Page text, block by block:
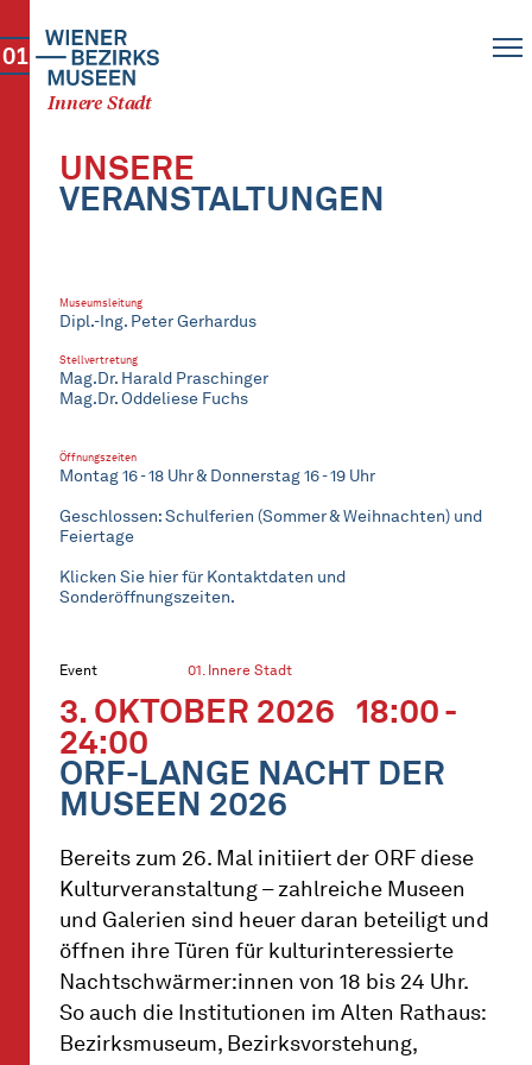
Innere Stadt
01
UNSERE
VERANSTALTUNGEN
Museumsleitung
Dipl.-Ing. Peter Gerhardus
Stellvertretung
Mag.Dr. Harald Praschinger
Mag.Dr. Oddeliese Fuchs
Öffnungszeiten
Montag 16 - 18 Uhr & Donnerstag 16 - 19 Uhr
Geschlossen: Schulferien (Sommer & Weihnachten) und
Feiertage
Klicken Sie hier für Kontaktdaten und
Sonderöffnungszeiten.
Event 01. Innere Stadt
3. OKTOBER 2026 18:00 -
24:00
ORF-LANGE NACHT DER
MUSEEN 2026
Bereits zum 26. Mal initiiert der ORF diese
Kulturveranstaltung – zahlreiche Museen
und Galerien sind heuer daran beteiligt und
öffnen ihre Türen für kulturinteressierte
Nachtschwärmer:innen von 18 bis 24 Uhr.
So auch die Institutionen im Alten Rathaus:
Bezirksmuseum, Bezirksvorstehung,